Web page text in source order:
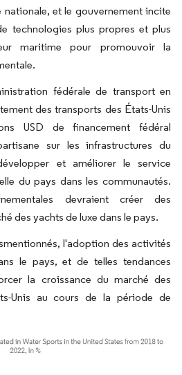
et le gouvernement incite
technologies plus propres et plus
maritime pour promouvoir la
fédérale de transport en
des transports des États-Unis
USD de financement fédéral
sur les infrastructures du
et améliorer le service
du pays dans les communautés.
devraient créer des
des yachts de luxe dans le pays.
l'adoption des activités
le pays, et de telles tendances
la croissance du marché des
Unis au cours de la période de